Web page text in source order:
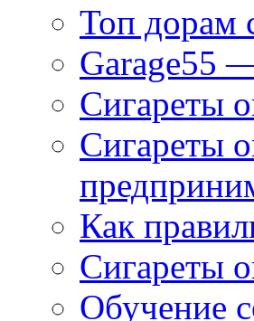
Топ дорам
Garage55
Сигареты
Сигареты
Как
Сигареты
Обучение